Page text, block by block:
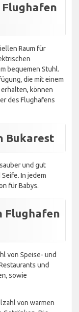
Raum für
bequemen Stuhl.
die mit einem
erhalten, können
des Flughafens
Bukarest
und gut
In jedem
für Babys.
Flughafen
von Speise- und
und
sowie
von warmen